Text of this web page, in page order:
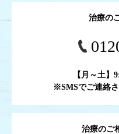
治療のご
治療の
【月～土】
※SMSでご連絡